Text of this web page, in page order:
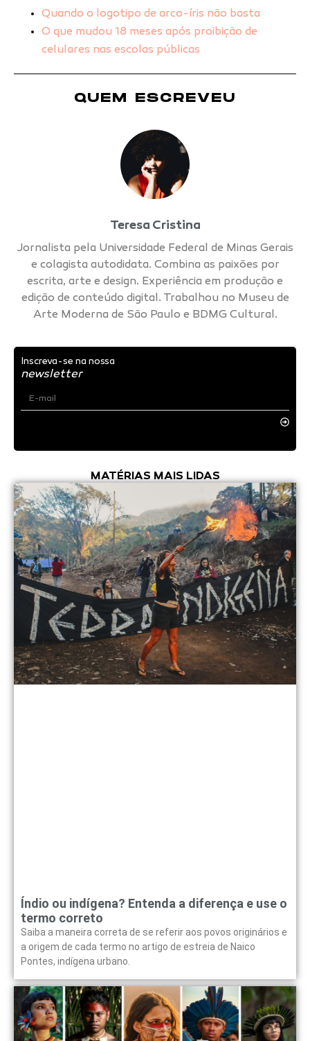
Quando o logotipo de arco-íris não basta
O que mudou 18 meses após proibição de
celulares nas escolas públicas
QUEM ESCREVEU
Teresa Cristina
Jornalista pela Universidade Federal de Minas Gerais
e colagista autodidata. Combina as paixões por
escrita, arte e design. Experiência em produção e
edição de conteúdo digital. Trabalhou no Museu de
Arte Moderna de São Paulo e BDMG Cultural.
Inscreva-se na nossa
newsletter
MATÉRIAS MAIS LIDAS
Índio ou indígena? Entenda a diferença e use o
termo correto
Saiba a maneira correta de se referir aos povos originários e
a origem de cada termo no artigo de estreia de Naico
Pontes, indígena urbano.